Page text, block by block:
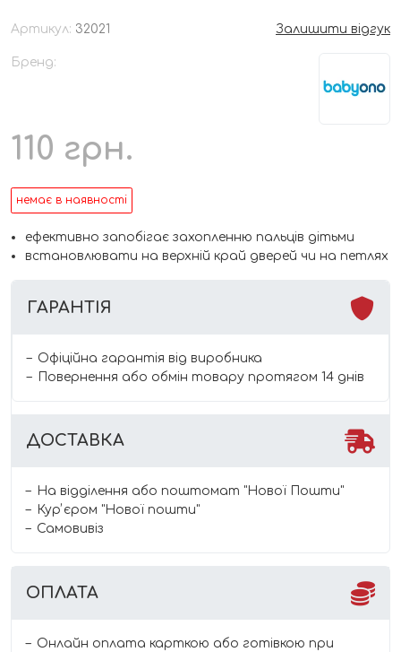
Артикул: 32021 Залишити відгук
Бренд:
110 грн.
немає в наявності
ефективно запобігає захопленню пальців дітьми
встановлювати на верхній край дверей чи на петлях
ГАРАНТІЯ
Офіційна гарантія від виробника
Повернення або обмін товару протягом 14 днів
ДОСТАВКА
На відділення або поштомат "Нової Пошти"
Курʼєром "Нової пошти"
Самовивіз
ОПЛАТА
Онлайн оплата карткою або готівкою при